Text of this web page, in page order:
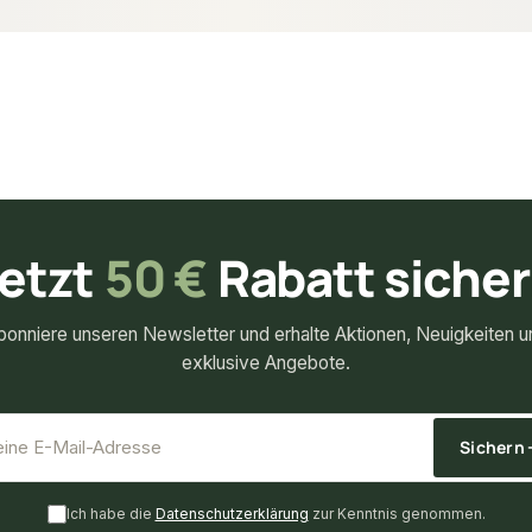
50 € Rabatt
unseren Newsletter und erhalte Aktionen, Neuigkeiten
exklusive Angebote.
Sichern
Ich habe die Datenschutzerklärung zur Kenntnis genommen.